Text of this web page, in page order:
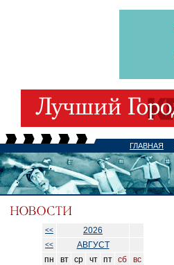
ГЛАВНАЯ
<< 2026
<<
АВГУСТ
пн
вт ср чт пт сб
вс